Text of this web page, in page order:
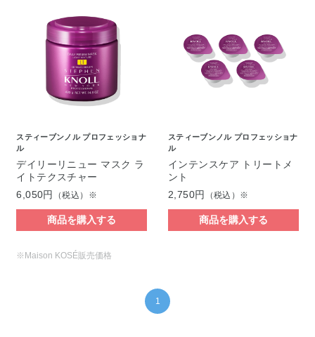
スティーブンノル プロフェッショナ
ル
デイリーリニュー マスク ラ
イトテクスチャー
6,050円
（税込）※
商品を購入する
スティーブンノル プロフェッショナ
ル
インテンスケア トリートメ
ント
2,750円
（税込）※
商品を購入する
※Maison KOSÉ販売価格
1